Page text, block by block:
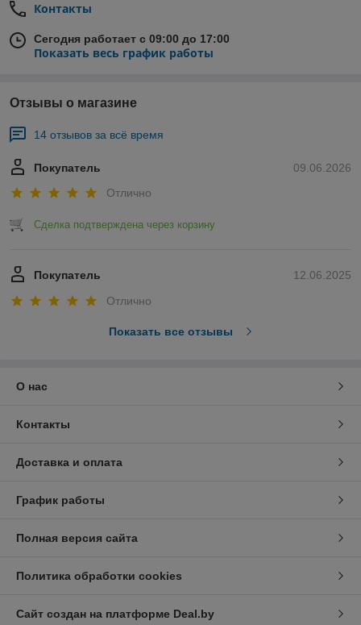
Контакты
Сегодня работает с 09:00 до 17:00
Показать весь график работы
Отзывы о магазине
14 отзывов за всё время
09.06.2026
Покупатель
Отлично
Сделка подтверждена через корзину
12.06.2025
Покупатель
Отлично
Показать все отзывы
О нас
Контакты
Доставка и оплата
График работы
Полная версия сайта
Политика обработки cookies
Сайт создан на платформе Deal.by